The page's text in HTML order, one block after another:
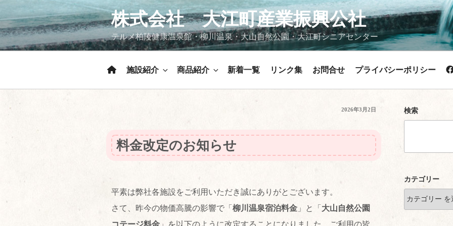
ン
テ
ツ
キ
株式会社 大江町産業振興公社
テルメ柏陵健康温泉館・柳川温泉・大山自然公園・大江町シニアセンター
施設紹介 商品紹介 新着一覧 リンク集 お問合せ プライバシーポリシー
投
2026年3月2日
料金改定のお知らせ
平素は弊社各施設をご利用いただき誠にありがとございます。
さて、昨今の物価高騰の影響で「 柳川温泉宿泊料金 」と「 大山自然公園
コテージ料金 」を以下のように改定することになりました。ご利用の皆
検索
カテゴリー